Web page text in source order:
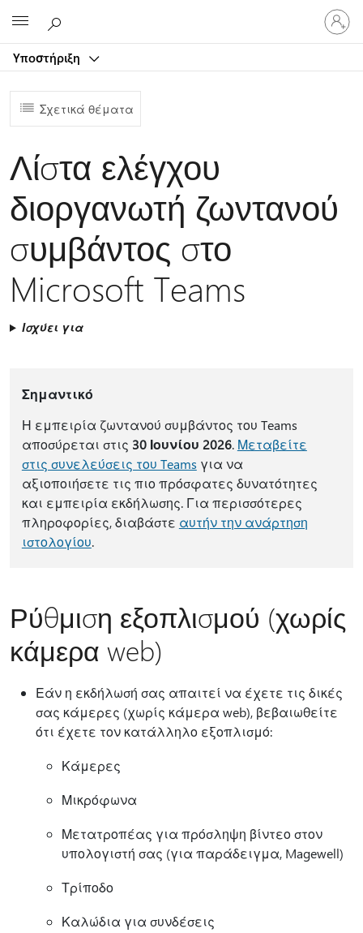
Υποστήριξη
Είσοδος
στον
Σχετικά θέματα
Λίστα ελέγχου
διοργανωτή ζωντανού
συμβάντος στο
Microsoft Teams
Ισχύει για
Σημαντικό
Η εμπειρία ζωντανού συμβάντος του Teams
αποσύρεται στις 30 Ιουνίου 2026. Μεταβείτε
στις συνελεύσεις του Teams για να
αξιοποιήσετε τις πιο πρόσφατες δυνατότητες
και εμπειρία εκδήλωσης. Για περισσότερες
πληροφορίες, διαβάστε αυτήν την ανάρτηση
ιστολογίου.
Ρύθμιση εξοπλισμού (χωρίς
κάμερα web)
Εάν η εκδήλωσή σας απαιτεί να έχετε τις δικές
σας κάμερες (χωρίς κάμερα web), βεβαιωθείτε
ότι έχετε τον κατάλληλο εξοπλισμό:
Κάμερες
Μικρόφωνα
Μετατροπέας για πρόσληψη βίντεο στον
υπολογιστή σας (για παράδειγμα, Magewell)
Τρίποδο
Καλώδια για συνδέσεις